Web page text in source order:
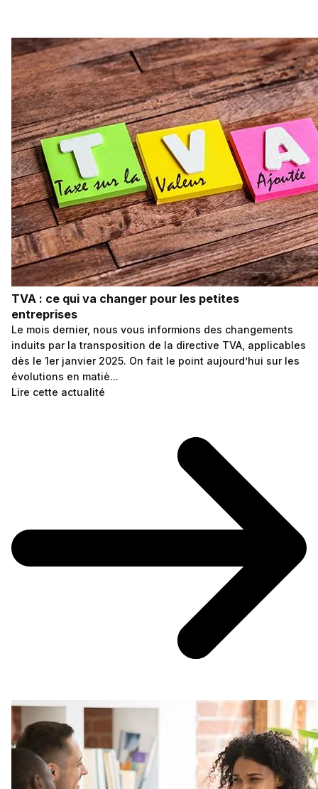
TVA : ce qui va changer pour les petites
entreprises
Le mois dernier, nous vous informions des changements
induits par la transposition de la directive TVA, applicables
dès le 1er janvier 2025. On fait le point aujourd’hui sur les
évolutions en matiè...
Lire cette actualité